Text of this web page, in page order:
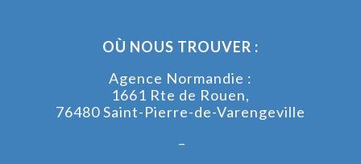
OÙ NOUS TROUVER :
Agence Normandie :
1661 Rte de Rouen,
76480 Saint-Pierre-de-Varengeville
–